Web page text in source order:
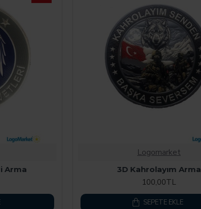
Arma
Logomarket
3D Kahrolayım Arma
100,00TL
SEPETE EKLE